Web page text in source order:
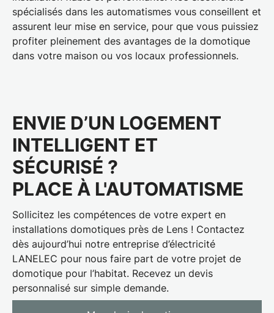
spécialisés dans les automatismes vous conseillent et
assurent leur mise en service, pour que vous puissiez
profiter pleinement des avantages de la domotique
dans votre maison ou vos locaux professionnels.
ENVIE D’UN LOGEMENT
INTELLIGENT ET
SÉCURISÉ ?
PLACE À L'AUTOMATISME
Sollicitez les compétences de votre expert en
installations domotiques près de Lens ! Contactez
dès aujourd’hui notre entreprise d’électricité
LANELEC pour nous faire part de votre projet de
domotique pour l’habitat. Recevez un devis
personnalisé sur simple demande.